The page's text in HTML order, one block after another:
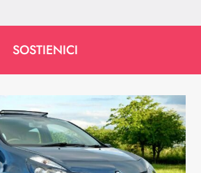
SOSTIENICI